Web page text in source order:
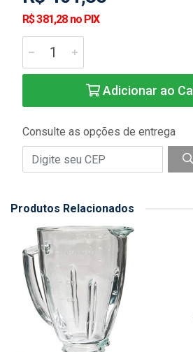
R$ 381,28 no PIX
Adicionar ao
Consulte as opções de entrega
Produtos Relacionados